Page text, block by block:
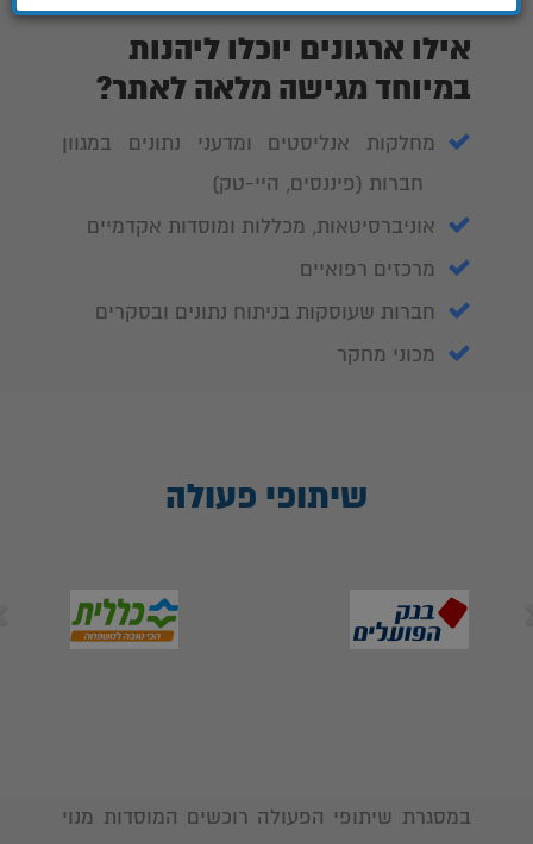
אילו ארגונים יוכלו ליהנות
במיוחד מגישה מלאה לאתר?
מחלקות אנליסטים ומדעני נתונים במגוון
חברות (פיננסים, היי-טק)
אוניברסיטאות, מכללות ומוסדות אקדמיים
מרכזים רפואיים
חברות שעוסקות בניתוח נתונים ובסקרים
מכוני מחקר
שיתופי פעולה
במסגרת שיתופי הפעולה רוכשים המוסדות מנוי